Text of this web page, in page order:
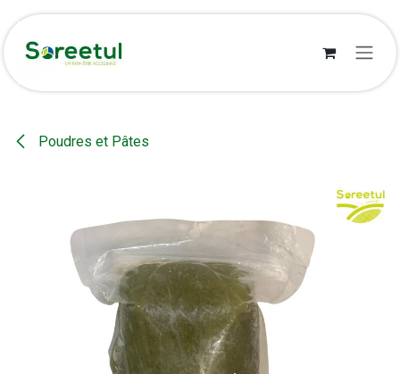
Se rendre au contenu
Poudres et Pâtes